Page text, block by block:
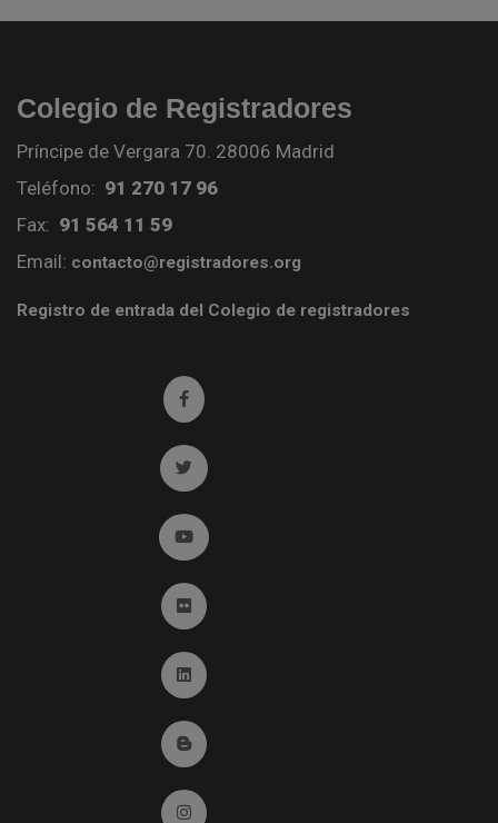
Colegio de Registradores
Príncipe de Vergara 70. 28006 Madrid
Teléfono: 91 270 17 96
Fax: 91 564 11 59
Email: contacto@registradores.org
Registro de entrada del Colegio de registradores
Ir a facebook (abre en ventana nueva)
Ir a twitter (abre en ventana nueva)
Ir a YouTube (abre en ventana nueva)
Ir a Flickr (abre en ventana nueva)
Ir a Linkedin (abre en ventana nueva)
Ir al Blog (abre en ventana nueva)
Ir a Instagram (abre en ventana nueva)